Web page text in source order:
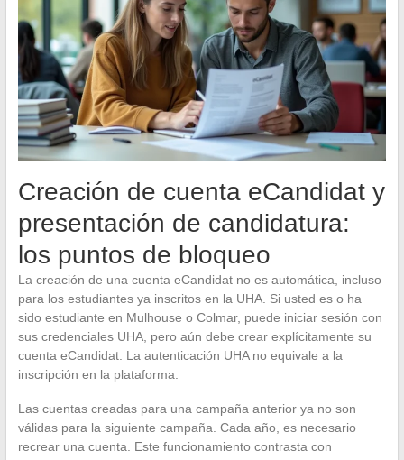
Creación de cuenta eCandidat y
presentación de candidatura:
los puntos de bloqueo
La creación de una cuenta eCandidat no es automática, incluso
para los estudiantes ya inscritos en la UHA. Si usted es o ha
sido estudiante en Mulhouse o Colmar, puede iniciar sesión con
sus credenciales UHA, pero aún debe crear explícitamente su
cuenta eCandidat. La autenticación UHA no equivale a la
inscripción en la plataforma.
Las cuentas creadas para una campaña anterior ya no son
válidas para la siguiente campaña. Cada año, es necesario
recrear una cuenta. Este funcionamiento contrasta con